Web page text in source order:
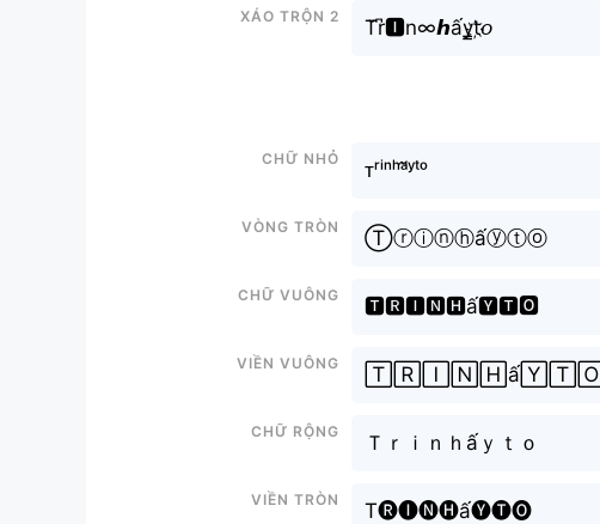
Xáo trộn 2
T̆r͆🅸n∞𝙝ấy̳t҉𝘰
Chữ nhỏ
ᴛʳⁱⁿʰᵃ̂́ʸᵗᵒ
Vòng tròn
Ⓣⓡⓘⓝⓗấⓨⓣⓞ
Chữ vuông
🆃🆁🅸🅽🅷ấ🆈🆃🅾
Viền vuông
🅃🅁🄸🄽🄷ấ🅈🅃🄾
Chữ rộng
Ｔｒｉｎｈấｙｔｏ
Viền tròn
T🅡🅘🅝🅗ấ🅨🅣🅞